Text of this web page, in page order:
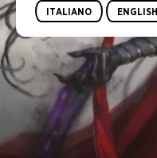
ITALIANO ENGLISH